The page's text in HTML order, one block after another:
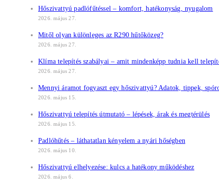
Hőszivattyú padlófűtéssel – komfort, hatékonyság, nyugalom
2026. május 27.
Mitől olyan különleges az R290 hűtőközeg?
2026. május 27.
Klíma telepítés szabályai – amit mindenképp tudnia kell
2026. május 27.
Mennyi áramot fogyaszt egy hőszivattyú? Adatok, tippek,
2026. május 15.
Hőszivattyú telepítés útmutató – lépések, árak és megtérülés
2026. május 15.
Padlóhűtés – láthatatlan kényelem a nyári hőségben
2026. május 10.
Hőszivattyú elhelyezése: kulcs a hatékony működéshez
2026. május 6.